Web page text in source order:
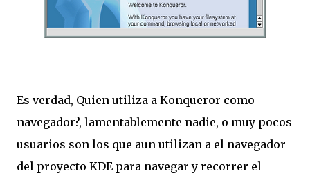
Es verdad, Quien utiliza a Konqueror como
navegador?, lamentablemente nadie, o muy pocos
usuarios son los que aun utilizan a el navegador
del proyecto KDE para navegar y recorrer el